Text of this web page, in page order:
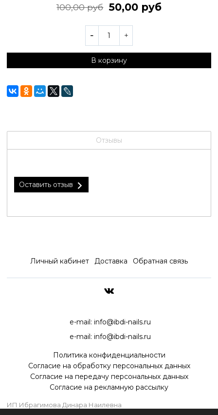
100,00 руб 50,00 руб
В корзину
Отзывы
Оставить отзыв
Личный кабинет Доставка Обратная связь
e-mail: info@ibdi-nails.ru
e-mail: info@ibdi-nails.ru
Политика конфиденциальности
Согласие на обработку персональных данных
Согласие на передачу персональных данных
Согласие на рекламную рассылку
ИП Ибрагимова Динара Наилевна